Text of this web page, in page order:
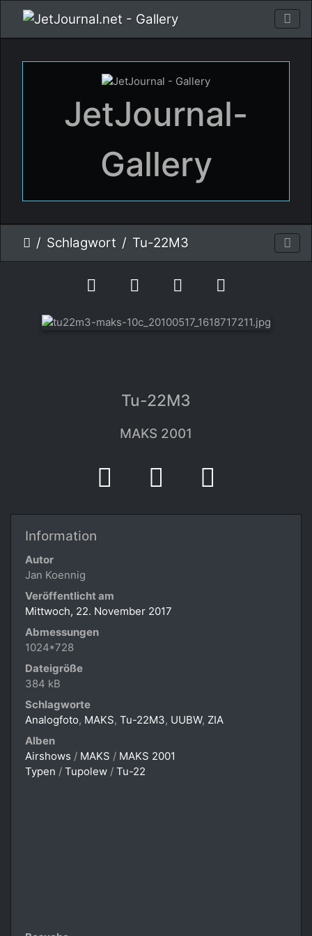
JetJournal-
Gallery
Schlagwort Tu-22M3
Tu-22M3
MAKS 2001
Information
Autor
Jan Koennig
Veröffentlicht am
Mittwoch, 22. November 2017
Abmessungen
1024*728
Dateigröße
384 kB
Schlagworte
Analogfoto, MAKS, Tu-22M3, UUBW, ZIA
Alben
Airshows / MAKS / MAKS 2001
Typen / Tupolew / Tu-22